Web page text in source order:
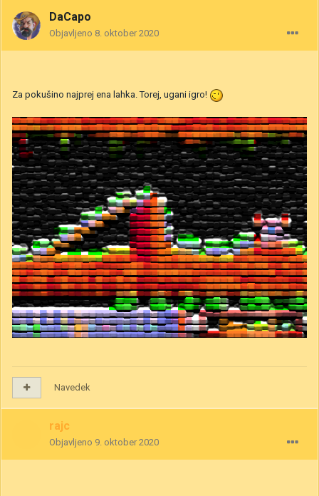
DaCapo
Objavljeno 8. oktober 2020
Za pokušino najprej ena lahka. Torej, ugani igro!
Navedek
rajc
Objavljeno 9. oktober 2020